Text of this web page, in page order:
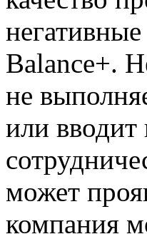
Balance+.
не
или вводит
может
компания